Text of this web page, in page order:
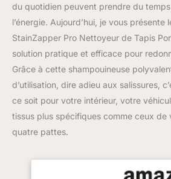
du quotidien peuvent prendre du
l’énergie. Aujourd’hui, je vous présente
StainZapper Pro Nettoyeur de Tapis
solution pratique et efficace pour
Grâce à cette shampouineuse
d’utilisation, dire adieu aux salissures,
ce soit pour votre intérieur, votre
tissus plus spécifiques comme ceux de
quatre pattes.